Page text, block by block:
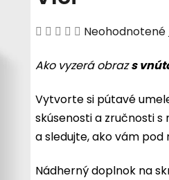
Priemerné
produktu
0,0
z
5
hviezdičiek.
Neohodnotené
Ako vyzerá obrazs
Vytvorte si pútavé
skúsenosti a zručnosti
a sledujte, ako vám
Nádherný doplnok na